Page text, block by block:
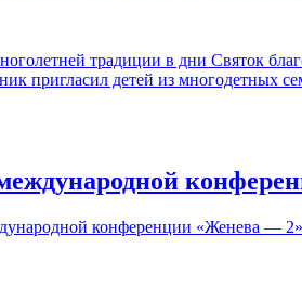
традиции в дни Святок
пригласил детей из многодетных
конференции «Женева —